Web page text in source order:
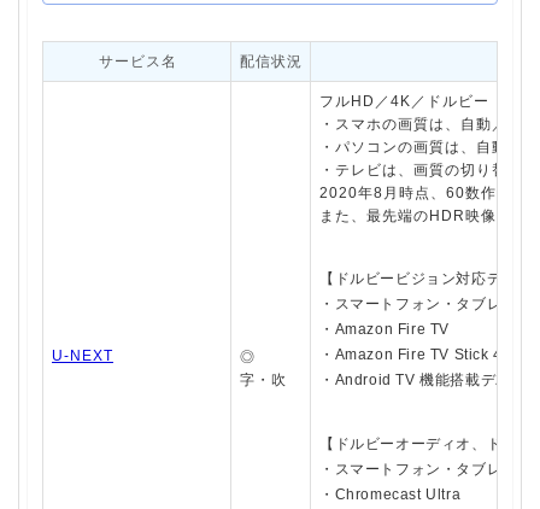
サービス名 配信状況
U-NEXT
◎
字・吹
フルHD／4K／ドルビー
・スマホの画質は、自動／高
・パソコンの画質は、自動／
・テレビは、画質の切り替え
2020年8月時点、60数作品で
また、最先端のHDR映像技術
【ドルビービジョン対応デバ
・スマートフォン・タブレッ
・Amazon Fire TV
・Amazon Fire TV Stick 4K
・Android TV 機能搭載デバイス
【ドルビーオーディオ、ドル
・スマートフォン・タブレッ
・Chromecast Ultra